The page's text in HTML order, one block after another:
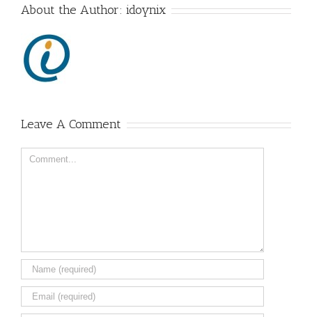
About the Author: idoynix
Leave A Comment
Comment